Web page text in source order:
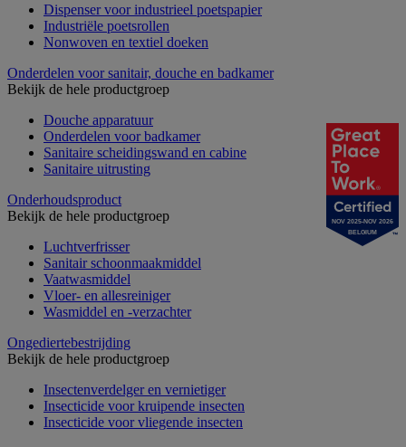
Dispenser voor industrieel poetspapier
Industriële poetsrollen
Nonwoven en textiel doeken
Onderdelen voor sanitair, douche en badkamer
Bekijk de hele productgroep
Douche apparatuur
Onderdelen voor badkamer
Sanitaire scheidingswand en cabine
Sanitaire uitrusting
Onderhoudsproduct
Bekijk de hele productgroep
Luchtverfrisser
Sanitair schoonmaakmiddel
Vaatwasmiddel
Vloer- en allesreiniger
Wasmiddel en -verzachter
Ongediertebestrijding
Bekijk de hele productgroep
Insectenverdelger en vernietiger
Insecticide voor kruipende insecten
Insecticide voor vliegende insecten
NOV 2025-NOV 2026
BELGIUM